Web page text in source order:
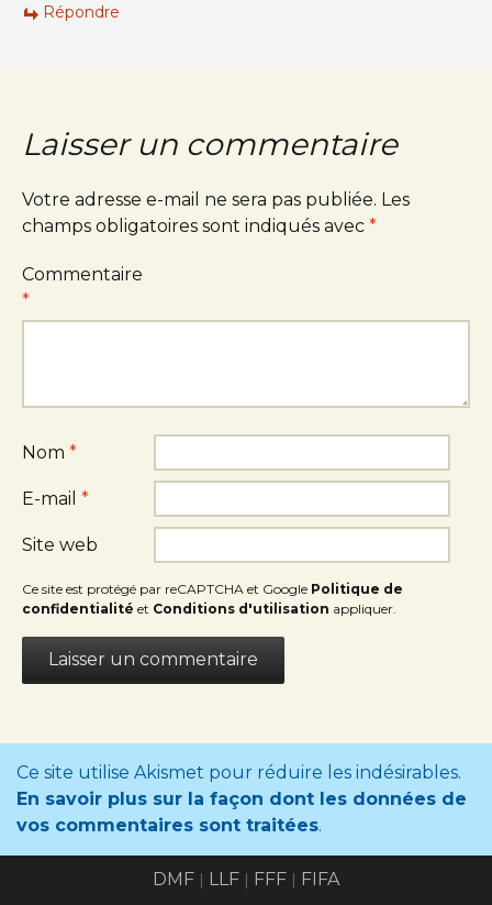
Répondre
Laisser un commentaire
Votre adresse e-mail ne sera pas publiée. Les
champs obligatoires sont indiqués avec *
Commentaire
*
Nom *
E-mail *
Site web
Ce site est protégé par reCAPTCHA et Google Politique de
confidentialité et Conditions d'utilisation appliquer.
Ce site utilise Akismet pour réduire les indésirables.
En savoir plus sur la façon dont les données de
vos commentaires sont traitées.
DMF | LLF | FFF | FIFA